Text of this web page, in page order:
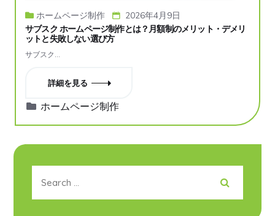
ホームページ制作 2026年4月9日
サブスク ホームページ制作とは？月額制のメリット・デメリ
ットと失敗しない選び方
サブスク…
詳細を見る
カ
テ
ホームページ制作